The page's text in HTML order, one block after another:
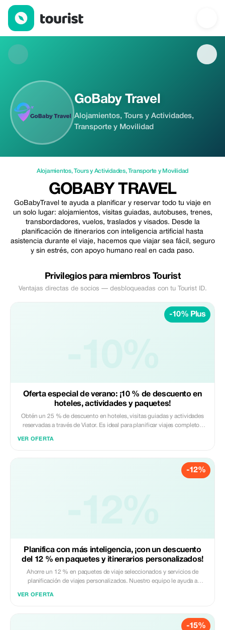
GoBaby Travel — Alojamientos | Up to 15% off | Tourist
GoBaby Travel
Alojamientos, Tours y Actividades,
Transporte y Movilidad
Alojamientos,Tours y Actividades,Transporte y Movilidad
GOBABY TRAVEL
GoBabyTravel te ayuda a planificar y reservar todo tu viaje en
un solo lugar: alojamientos, visitas guiadas, autobuses, trenes,
transbordadores, vuelos, traslados y visados. Desde la
planificación de itinerarios con inteligencia artificial hasta
asistencia durante el viaje, hacemos que viajar sea fácil, seguro
y sin estrés, con apoyo humano real en cada paso.
Privilegios para miembros Tourist
Ventajas directas de socios — desbloqueadas con tu Tourist ID.
-10% Plus
Oferta especial de verano: ¡10 % de descuento en
hoteles, actividades y paquetes!
Obtén un 25 % de descuento en hoteles, visitas guiadas y actividades
reservadas a través de Viator. Es ideal para planificar viajes completos
VER OFERTA
-12%
Planifica con más inteligencia, ¡con un descuento
del 12 % en paquetes y itinerarios personalizados!
Ahorre un 12 % en paquetes de viaje seleccionados y servicios de
planificación de viajes personalizados. Nuestro equipo le ayuda a
VER OFERTA
-15%